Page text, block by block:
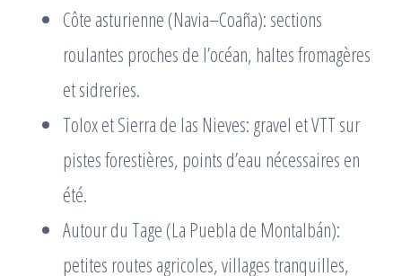
Côte asturienne (Navia–Coaña): sections
roulantes proches de l’océan, haltes fromagères
et sidreries.
Tolox et Sierra de las Nieves: gravel et VTT sur
pistes forestières, points d’eau nécessaires en
été.
Autour du Tage (La Puebla de Montalbán):
petites routes agricoles, villages tranquilles,